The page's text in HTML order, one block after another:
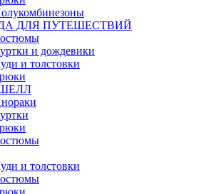
ДЛЯ ПУТЕШЕСТВИЙ
и дождевики
и толстовки
и толстовки